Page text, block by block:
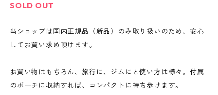
SOLD OUT
当ショップは国内正規品（新品）のみ取り扱いのため、安心
してお買い求め頂けます。
お買い物はもちろん、旅行に、ジムにと使い方は様々。付属
のポーチに収納すれば、コンパクトに持ち歩けます。